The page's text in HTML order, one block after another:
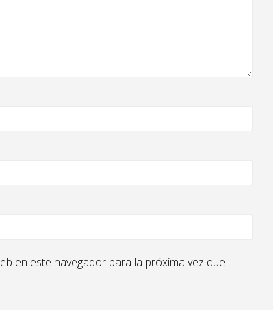
en este navegador para la próxima vez que